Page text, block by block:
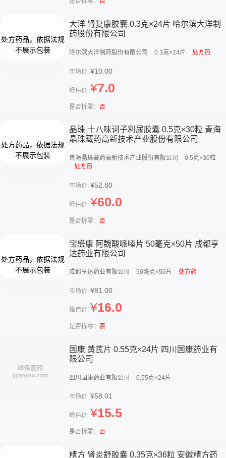
大洋 肾复康胶囊 0.3克×24片 哈尔滨大洋制
药股份有限公司
哈尔滨大洋制药股份有限公司 0.3克×24片 处方药
市场价: ¥10.00
峰伟价: ¥7.0
是否拆零： 否
晶珠 十八味诃子利尿胶囊 0.5克×30粒 青海
晶珠藏药高新技术产业股份有限公司
青海晶珠藏药高新技术产业股份有限公司
0.5克×30粒
处方药
市场价: ¥52.80
峰伟价: ¥60.0
是否拆零： 否
宝盛康 阿魏酸哌嗪片 50毫克×50片 成都亨
达药业有限公司
成都亨达药业有限公司 50毫克×50片 处方药
市场价: ¥81.00
峰伟价: ¥16.0
是否拆零： 否
国康 黄芪片 0.55克×24片 四川国康药业有
限公司
四川国康药业有限公司 0.55克×24片
市场价: ¥58.01
峰伟价: ¥15.5
是否拆零： 否
精方 肾炎舒胶囊 0.35克×36粒 安徽精方药